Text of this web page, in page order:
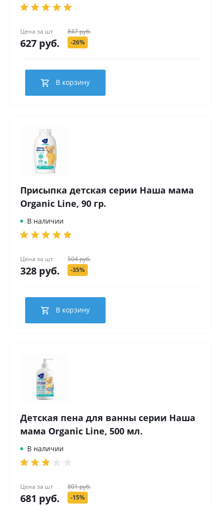
Цена за шт
627 руб.
847 руб.
-26%
В корзину
Присыпка детская серии Наша мама
Organic Line, 90 гр.
В наличии
Цена за шт
328 руб.
504 руб.
-35%
В корзину
Детская пена для ванны серии Наша
мама Organic Line, 500 мл.
В наличии
Цена за шт
681 руб.
801 руб.
-15%